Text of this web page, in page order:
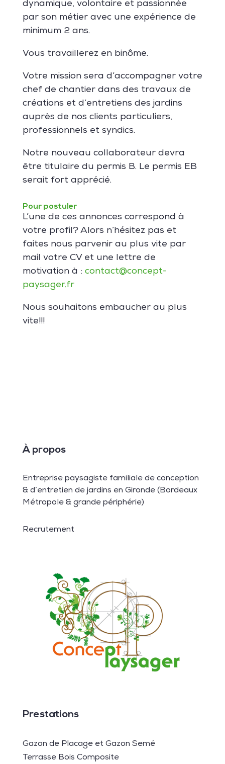
dynamique, volontaire et passionnée
par son métier avec une expérience de
minimum 2 ans.
Vous travaillerez en binôme.
Votre mission sera d’accompagner votre
chef de chantier dans des travaux de
créations et d’entretiens des jardins
auprès de nos clients particuliers,
professionnels et syndics.
Notre nouveau collaborateur devra
être titulaire du permis B. Le permis EB
serait fort apprécié.
Pour postuler
L’une de ces annonces correspond à
votre profil? Alors n’hésitez pas et
faites nous parvenir au plus vite par
mail votre CV et une lettre de
motivation à : contact@concept-
paysager.fr
Nous souhaitons embaucher au plus
vite!!!
À propos
Entreprise paysagiste familiale de conception
& d’entretien de jardins en Gironde (Bordeaux
Métropole & grande périphérie)
Recrutement
Prestations
Gazon de Placage et Gazon Semé
Terrasse Bois Composite